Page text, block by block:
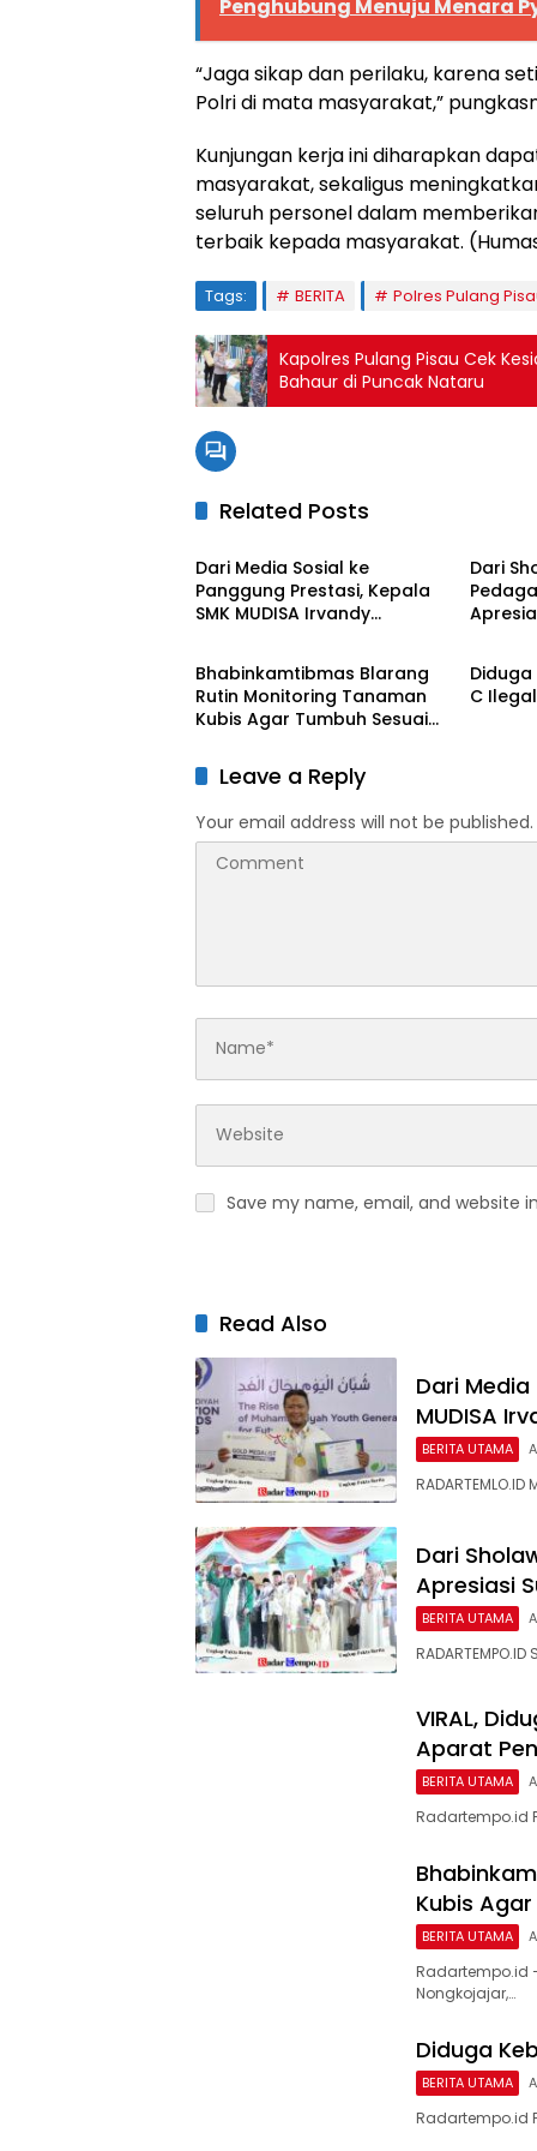
Penghubung Menuju Menara
“Jaga sikap dan perilaku, karena
Polri di mata masyarakat,”
Kunjungan kerja ini diharapkan
masyarakat, sekaligus
seluruh personel dalam
terbaik kepada masyarakat.
Tags: BERITA Polres Pulang
Kapolres Pulang Pisau Cek
Bahaur di Puncak Nataru
Related Posts
BERITA UTAMA
Dari Media Sosial ke
Panggung Prestasi, Kepala
SMK MUDISA Irvandy
Dari
BERITA UTAMA
Bhabinkamtibmas Blarang
Rutin Monitoring Tanaman
Kubis Agar Tumbuh Sesuai
BERITA
C
Leave a Reply
Your email address will not be published.
Save my name, email, and website
Read Also
Dari
MUDISA
BERITA UTAMA
Dari
Apresiasi
BERITA UTAMA
VIRAL,
Aparat
BERITA UTAMA
Radartempo.id
Kubis
BERITA UTAMA
Radartempo.id
Nongkojajar,…
Diduga
BERITA UTAMA
Radartempo.id